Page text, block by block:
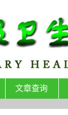
文章查询